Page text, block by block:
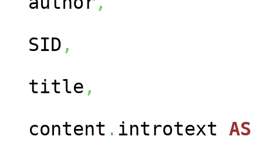
SID ,
title ,
content . introtext AS